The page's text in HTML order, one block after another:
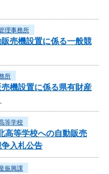
理事務所
売機設置に係る一般競
所
機設置に係る県有財産
等学校
高等学校への自動販売
入札公告
振興課